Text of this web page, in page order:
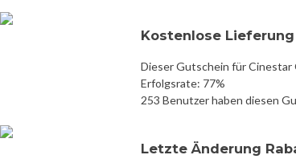
Kostenlose
Dieser Gutschein für
Erfolgsrate: 77%
253 Benutzer haben diesen
Letzte Änderung